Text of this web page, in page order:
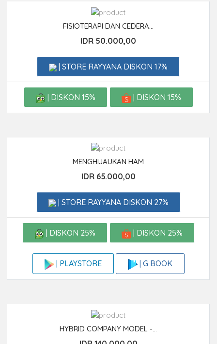
FISIOTERAPI DAN CEDERA...
IDR 50.000,00
| STORE RAYYANA DISKON 17%
| DISKON 15% | DISKON 15%
MENGHIJAUKAN HAM
IDR 65.000,00
| STORE RAYYANA DISKON 27%
| DISKON 25% | DISKON 25%
| PLAYSTORE | G BOOK
HYBRID COMPANY MODEL -...